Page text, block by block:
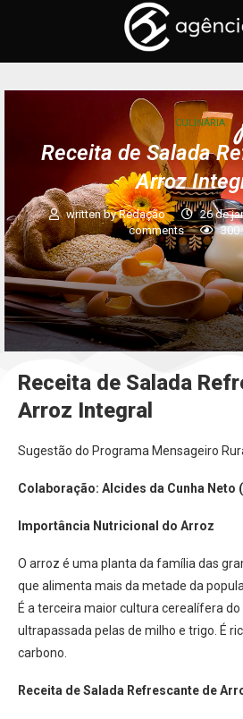
CULINÁRIA
Receita de Salada
Arroz
written byRedação 26 de
comments
300
Receita de Salada
Arroz Integral
Sugestão do Programa Mensageiro
Colaboração: Alcides da Cunha Neto
Importância Nutricional do Arroz
O arroz é uma planta da família das
que alimenta mais da metade da
É a terceira maior cultura cerealífera
ultrapassada pelas de milho e trigo. É
carbono.
Receita de Salada Refrescante de